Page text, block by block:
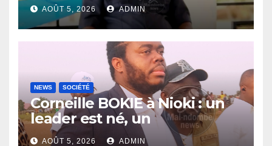
AOÛT 5, 2026 ADMIN
NEWS SOCIÉTÉ
Corneille BOKIE à Nioki : un
leader est né, un
entrepreneur leur est donné
AOÛT 5, 2026 ADMIN